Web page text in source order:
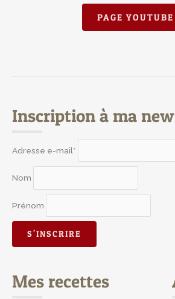
PAGE YOUTUBE
Inscription à ma
Adresse e-mail*
Nom
Prénom
Mes recettes